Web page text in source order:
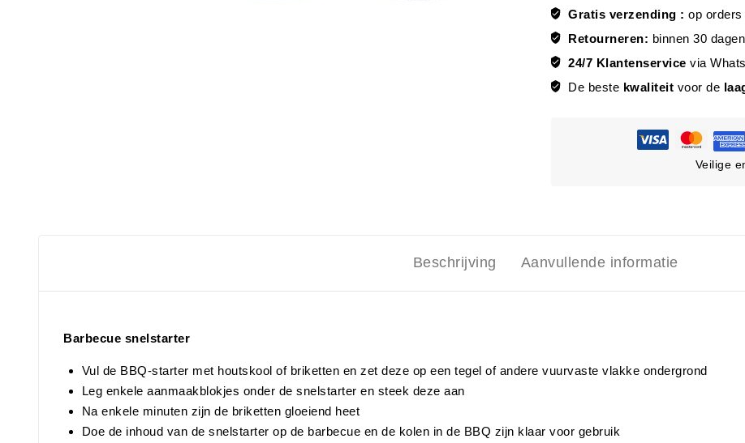
Gratis verzending :op
Retourneren: binnen 30 dagen
24/7 Klantenservice via
De beste kwaliteit voor de
Veilige
Beschrijving Aanvullende informatie
Barbecue snelstarter
Vul de BBQ-starter met houtskool of briketten en zet deze op een tegel of andere vuurvaste vlakke ondergrond
Leg enkele aanmaakblokjes onder de snelstarter en steek deze aan
Na enkele minuten zijn de briketten gloeiend heet
Doe de inhoud van de snelstarter op de barbecue en de kolen in de BBQ zijn klaar voor gebruik